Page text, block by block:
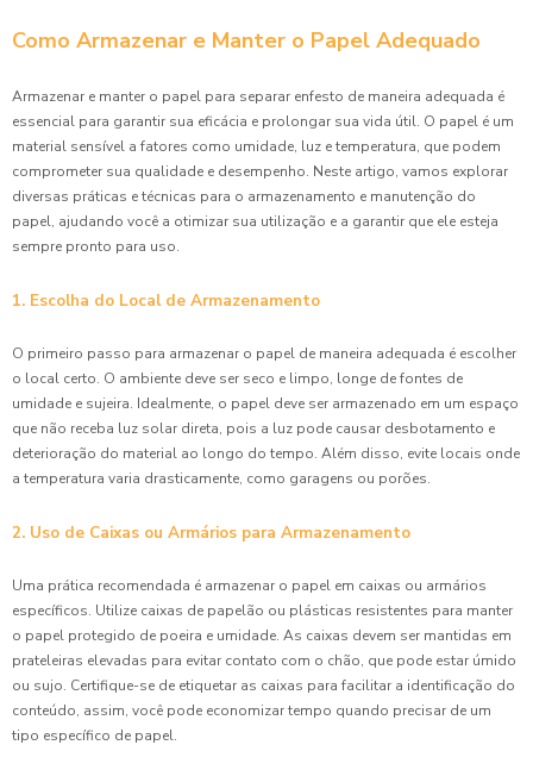
Como Armazenar e Manter o Papel Adequado
Armazenar e manter o papel para separar enfesto de maneira adequada é
essencial para garantir sua eficácia e prolongar sua vida útil. O papel é um
material sensível a fatores como umidade, luz e temperatura, que podem
comprometer sua qualidade e desempenho. Neste artigo, vamos explorar
diversas práticas e técnicas para o armazenamento e manutenção do
papel, ajudando você a otimizar sua utilização e a garantir que ele esteja
sempre pronto para uso.
1. Escolha do Local de Armazenamento
O primeiro passo para armazenar o papel de maneira adequada é escolher
o local certo. O ambiente deve ser seco e limpo, longe de fontes de
umidade e sujeira. Idealmente, o papel deve ser armazenado em um espaço
que não receba luz solar direta, pois a luz pode causar desbotamento e
deterioração do material ao longo do tempo. Além disso, evite locais onde
a temperatura varia drasticamente, como garagens ou porões.
2. Uso de Caixas ou Armários para Armazenamento
Uma prática recomendada é armazenar o papel em caixas ou armários
específicos. Utilize caixas de papelão ou plásticas resistentes para manter
o papel protegido de poeira e umidade. As caixas devem ser mantidas em
prateleiras elevadas para evitar contato com o chão, que pode estar úmido
ou sujo. Certifique-se de etiquetar as caixas para facilitar a identificação do
conteúdo, assim, você pode economizar tempo quando precisar de um
tipo específico de papel.